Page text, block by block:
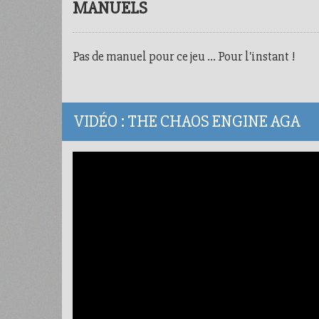
MANUELS
Pas de manuel pour ce jeu ... Pour l'instant !
VIDÉO : THE CHAOS ENGINE AGA